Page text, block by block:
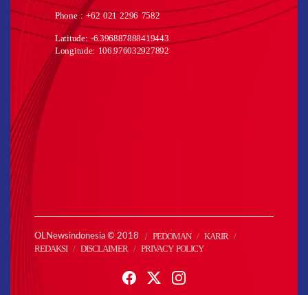
Phone : +62 021 2296 7582
Latitude: -6.396887888419443
Longitude: 106.976032927892
OLNewsindonesia © 2018 PEDOMAN
KARIR
REDAKSI
DISCLAIMER PRIVACY POLICY